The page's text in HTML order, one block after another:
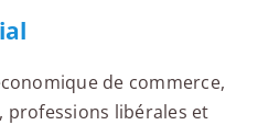
de commerce,
professions libérales et